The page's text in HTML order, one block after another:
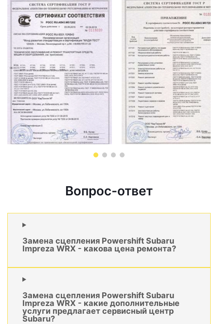
Вопрос-ответ
Замена сцепления Powershift Subaru
Impreza WRX - какова цена ремонта?
Замена сцепления Powershift Subaru
Impreza WRX - какие дополнительные
услуги предлагает сервисный центр
Subaru?